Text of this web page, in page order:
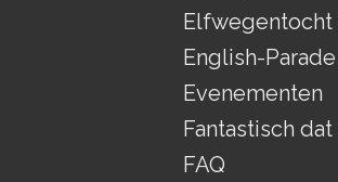
English-Parade
Evenementen
Fantastisch
FAQ